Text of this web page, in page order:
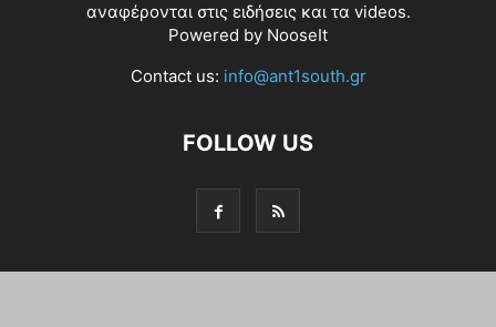
αναφέρονται στις ειδήσεις και τα videos.
Powered by NooseIt
Contact us: info@ant1south.gr
FOLLOW US